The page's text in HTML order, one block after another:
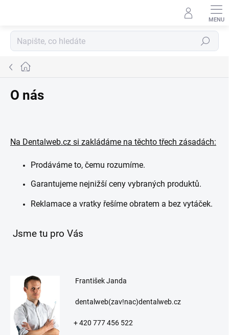
Hledat
Domů
O nás
Na Dentalweb.cz si zakládáme na těchto třech zásadách:
Prodáváme to, čemu rozumíme.
Garantujeme nejnižší ceny vybraných produktů.
Reklamace a vratky řešíme obratem a bez vytáček.
Jsme tu pro Vás
František Janda
dentalweb(zav!nac)dentalweb.cz
+ 420 777 456 522